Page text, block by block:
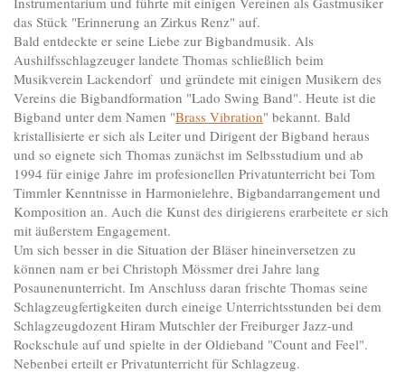
das Stück "Erinnerung an Zirkus Renz" auf.
Bald entdeckte er seine Liebe zur Bigbandmusik. Als
Aushilfsschlagzeuger landete Thomas schließlich beim
Musikverein Lackendorf und gründete mit einigen Musikern des
Vereins die Bigbandformation "Lado Swing Band". Heute ist die
Bigband unter dem Namen "Brass Vibration" bekannt. Bald
kristallisierte er sich als Leiter und Dirigent der Bigband heraus
und so eignete sich Thomas zunächst im Selbsstudium und ab
1994 für einige Jahre im profesionellen Privatunterricht bei Tom
Timmler Kenntnisse in Harmonielehre, Bigbandarrangement und
Komposition an. Auch die Kunst des dirigierens erarbeitete er sich
mit äußerstem Engagement.
Um sich besser in die Situation der Bläser hineinversetzen zu
können nam er bei Christoph Mössmer drei Jahre lang
Posaunenunterricht. Im Anschluss daran frischte Thomas seine
Schlagzeugfertigkeiten durch eineige Unterrichtsstunden bei dem
Schlagzeugdozent Hiram Mutschler der Freiburger Jazz-und
Rockschule auf und spielte in der Oldieband "Count and Feel".
Nebenbei erteilt er Privatunterricht für Schlagzeug.